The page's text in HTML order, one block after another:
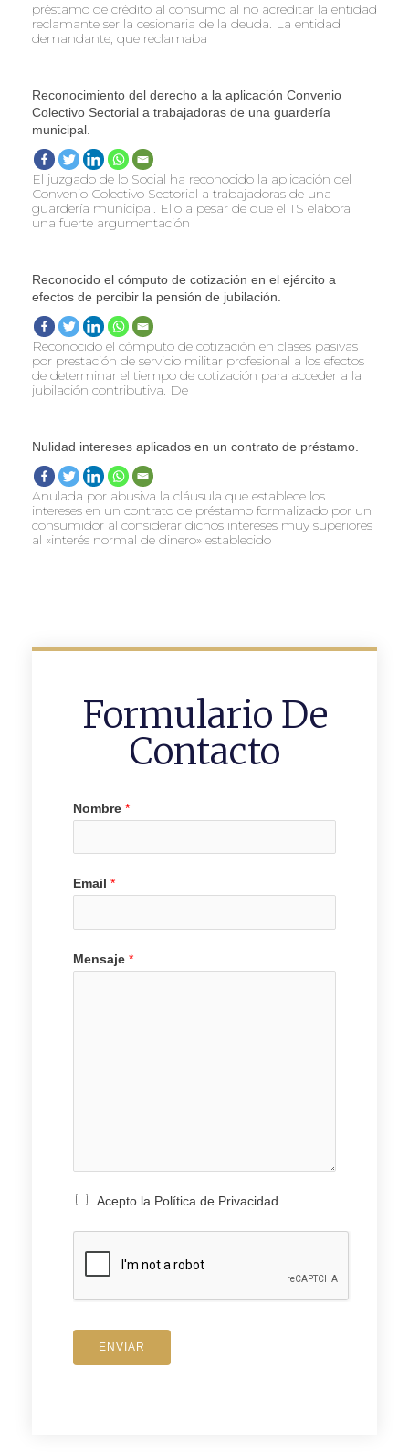
préstamo de crédito al consumo al no acreditar la entidad
reclamante ser la cesionaria de la deuda. La entidad
demandante, que reclamaba
Reconocimiento del derecho a la aplicación Convenio
Colectivo Sectorial a trabajadoras de una guardería
municipal.
El juzgado de lo Social ha reconocido la aplicación del
Convenio Colectivo Sectorial a trabajadoras de una
guardería municipal. Ello a pesar de que el TS elabora
una fuerte argumentación
Reconocido el cómputo de cotización en el ejército a
efectos de percibir la pensión de jubilación.
Reconocido el cómputo de cotización en clases pasivas
por prestación de servicio militar profesional a los efectos
de determinar el tiempo de cotización para acceder a la
jubilación contributiva. De
Nulidad intereses aplicados en un contrato de préstamo.
Anulada por abusiva la cláusula que establece los
intereses en un contrato de préstamo formalizado por un
consumidor al considerar dichos intereses muy superiores
al «interés normal de dinero» establecido
Formulario De
Contacto
Nombre *
Email *
Mensaje *
Acepto la Política de Privacidad
ENVIAR